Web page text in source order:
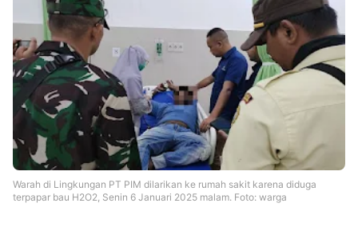
Raushan
Design
With
Shroff
Templates
Warah di Lingkungan PT PIM dilarikan ke rumah sakit karena diduga
terpapar bau H2O2, Senin 6 Januari 2025 malam. Foto: warga